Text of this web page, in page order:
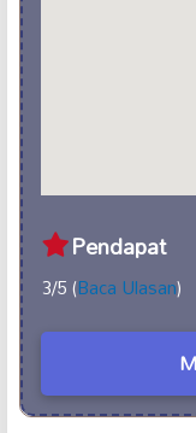
Pendapat
3/5 (Baca Ulasan)